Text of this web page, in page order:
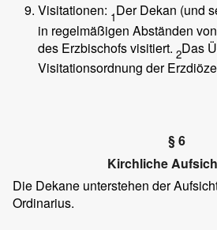
Visitationen: 1Der Dekan (und
in regelmäßigen Abständen
des Erzbischofs visitiert. 2Das
Visitationsordnung der
§ 6
Kirchliche
Die Dekane unterstehen der
Ordinarius.